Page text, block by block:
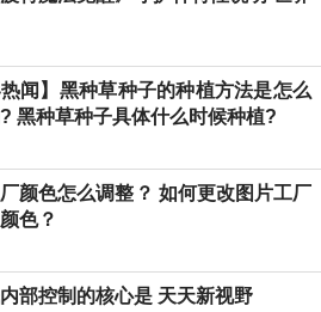
热闻】黑种草种子的种植方法是怎么
黑种草种子具体什么时候种植?
颜色怎么调整？ 如何更改图片工厂
色？
部控制的核心是 天天新视野